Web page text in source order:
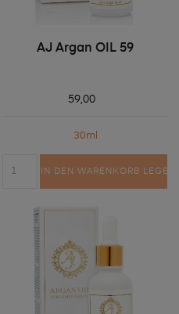
AJ Argan OIL 59
59,00
30ml
IN DEN WARENKORB LEGEN